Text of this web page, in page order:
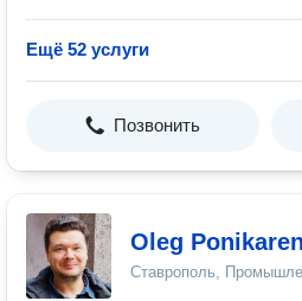
Ещё 52 услуги
Позвонить
Oleg
Ставрополь,